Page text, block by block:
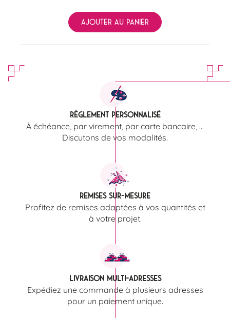
AJOUTER AU PANIER
Règlement personnalisé
À échéance, par virement, par carte bancaire, ...
Discutons de vos modalités.
Remises sur-mesure
Profitez de remises adaptées à vos quantités et
à votre projet.
Livraison multi-adresses
Expédiez une commande à plusieurs adresses
pour un paiement unique.